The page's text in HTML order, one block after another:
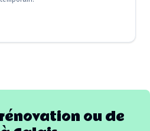
ou de